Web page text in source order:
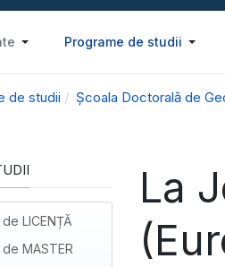
Programe de studii
de studii Școala Doctorală de
La
LICENȚĂ
MASTER